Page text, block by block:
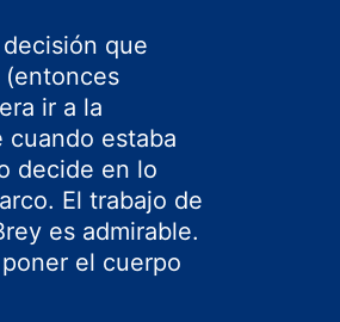
que
(entonces
ir a la
cuando estaba
decide en lo
El trabajo de
es admirable.
el cuerpo